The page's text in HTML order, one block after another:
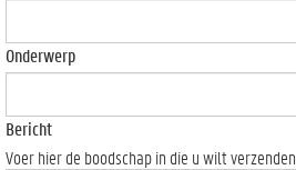
Onderwerp
Bericht
Voer hier de boodschap in die u wilt verzenden.